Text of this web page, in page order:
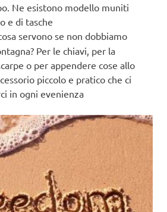
Ne esistono modello muniti
e di tasche
servono se non dobbiamo
Per le chiavi, per la
o per appendere cose allo
piccolo e pratico che ci
in ogni evenienza